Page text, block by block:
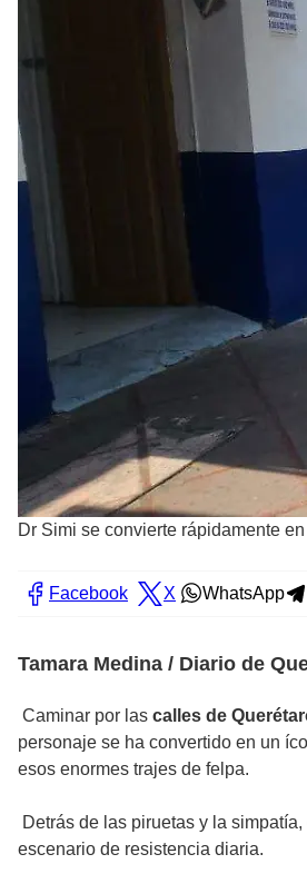
Dr Simi se convierte rápidamente
Facebook X WhatsApp
Tamara Medina / Diario de
Caminar por las calles de
personaje se ha convertido en un
esos enormes trajes de felpa.
Detrás de las piruetas y la simpatía,
escenario de resistencia diaria.